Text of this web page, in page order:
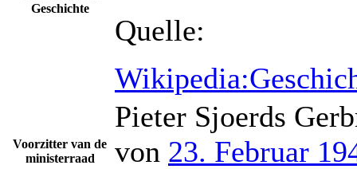
Geschichte
Quelle:
Voorzitter van de
ministerraad
Pieter Sjoerds
von 23. Februar